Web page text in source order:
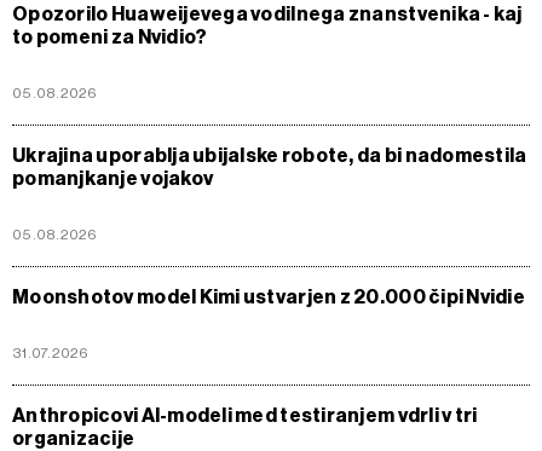
Opozorilo Huaweijevega vodilnega znanstvenika - kaj
to pomeni za Nvidio?
05.08.2026
Ukrajina uporablja ubijalske robote, da bi nadomestila
pomanjkanje vojakov
05.08.2026
Moonshotov model Kimi ustvarjen z 20.000 čipi Nvidie
31.07.2026
Anthropicovi AI-modeli med testiranjem vdrli v tri
organizacije